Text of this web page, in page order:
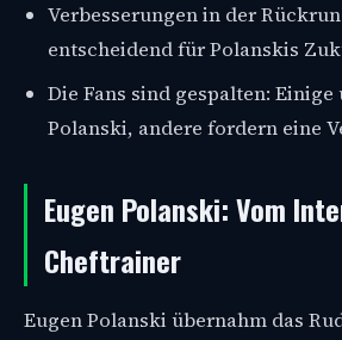
Verbesserungen in der
entscheidend für Polanskis
Die Fans sind gespalten:
Polanski, andere fordern eine
Eugen Polanski: Vom
Cheftrainer
Eugen Polanski übernahm das